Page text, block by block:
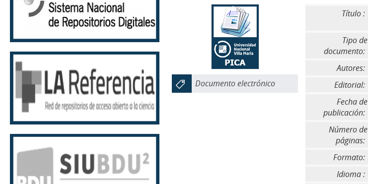
Documento electrónico
Título :
Tipo de
documento:
Autores:
Editorial:
Fecha de
publicación:
Número de
páginas:
Formato:
Idioma :